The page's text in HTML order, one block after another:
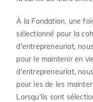
À la Fondation, une
sélectionné pour la
d'entrepreneuriat,
pour le maintenir en
d'entrepreneuriat,
pour les de les
Lorsqu'ils sont